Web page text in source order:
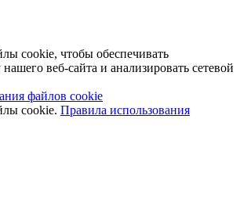
cookie, чтобы обеспечивать
веб-сайта и анализировать сетевой
файлов cookie
cookie. Правила использования